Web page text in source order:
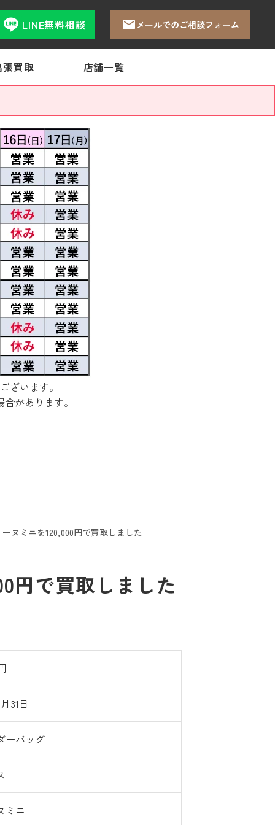
LINE無料相談 メールでのご相談フォーム
張買取 店舗一覧
ざいます。
があります。
ヌミニを120,000円で買取しました
円で買取しました
31日
ーバッグ
ミニ